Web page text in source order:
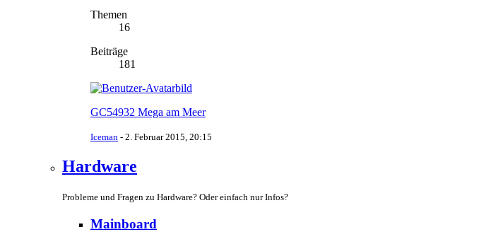
Themen
16
Beiträge
181
GC54932 Mega am Meer
Iceman - 2. Februar 2015, 20:15
Hardware
Probleme und Fragen zu Hardware? Oder einfach nur Infos?
Mainboard